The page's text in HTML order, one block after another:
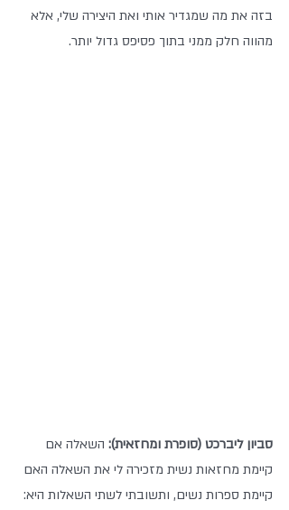
בזה את מה שמגדיר אותי ואת היצירה שלי, אלא
מהווה חלק ממני בתוך פסיפס גדול יותר.
סביון ליברכט (סופרת ומחזאית): השאלה אם
קיימת מחזאות נשית מזכירה לי את השאלה האם
קיימת ספרות נשים, ותשובתי לשתי השאלות היא: